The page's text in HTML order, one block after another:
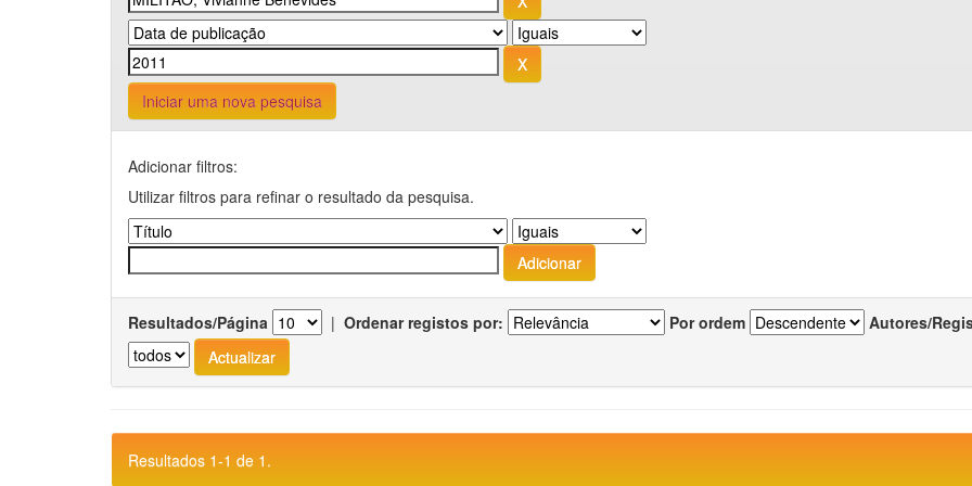
Iniciar uma nova pesquisa
Adicionar filtros:
Utilizar filtros para refinar o resultado da pesquisa.
Resultados/Página | Ordenar registos por: Por ordem Autores/
Resultados 1-1 de 1.